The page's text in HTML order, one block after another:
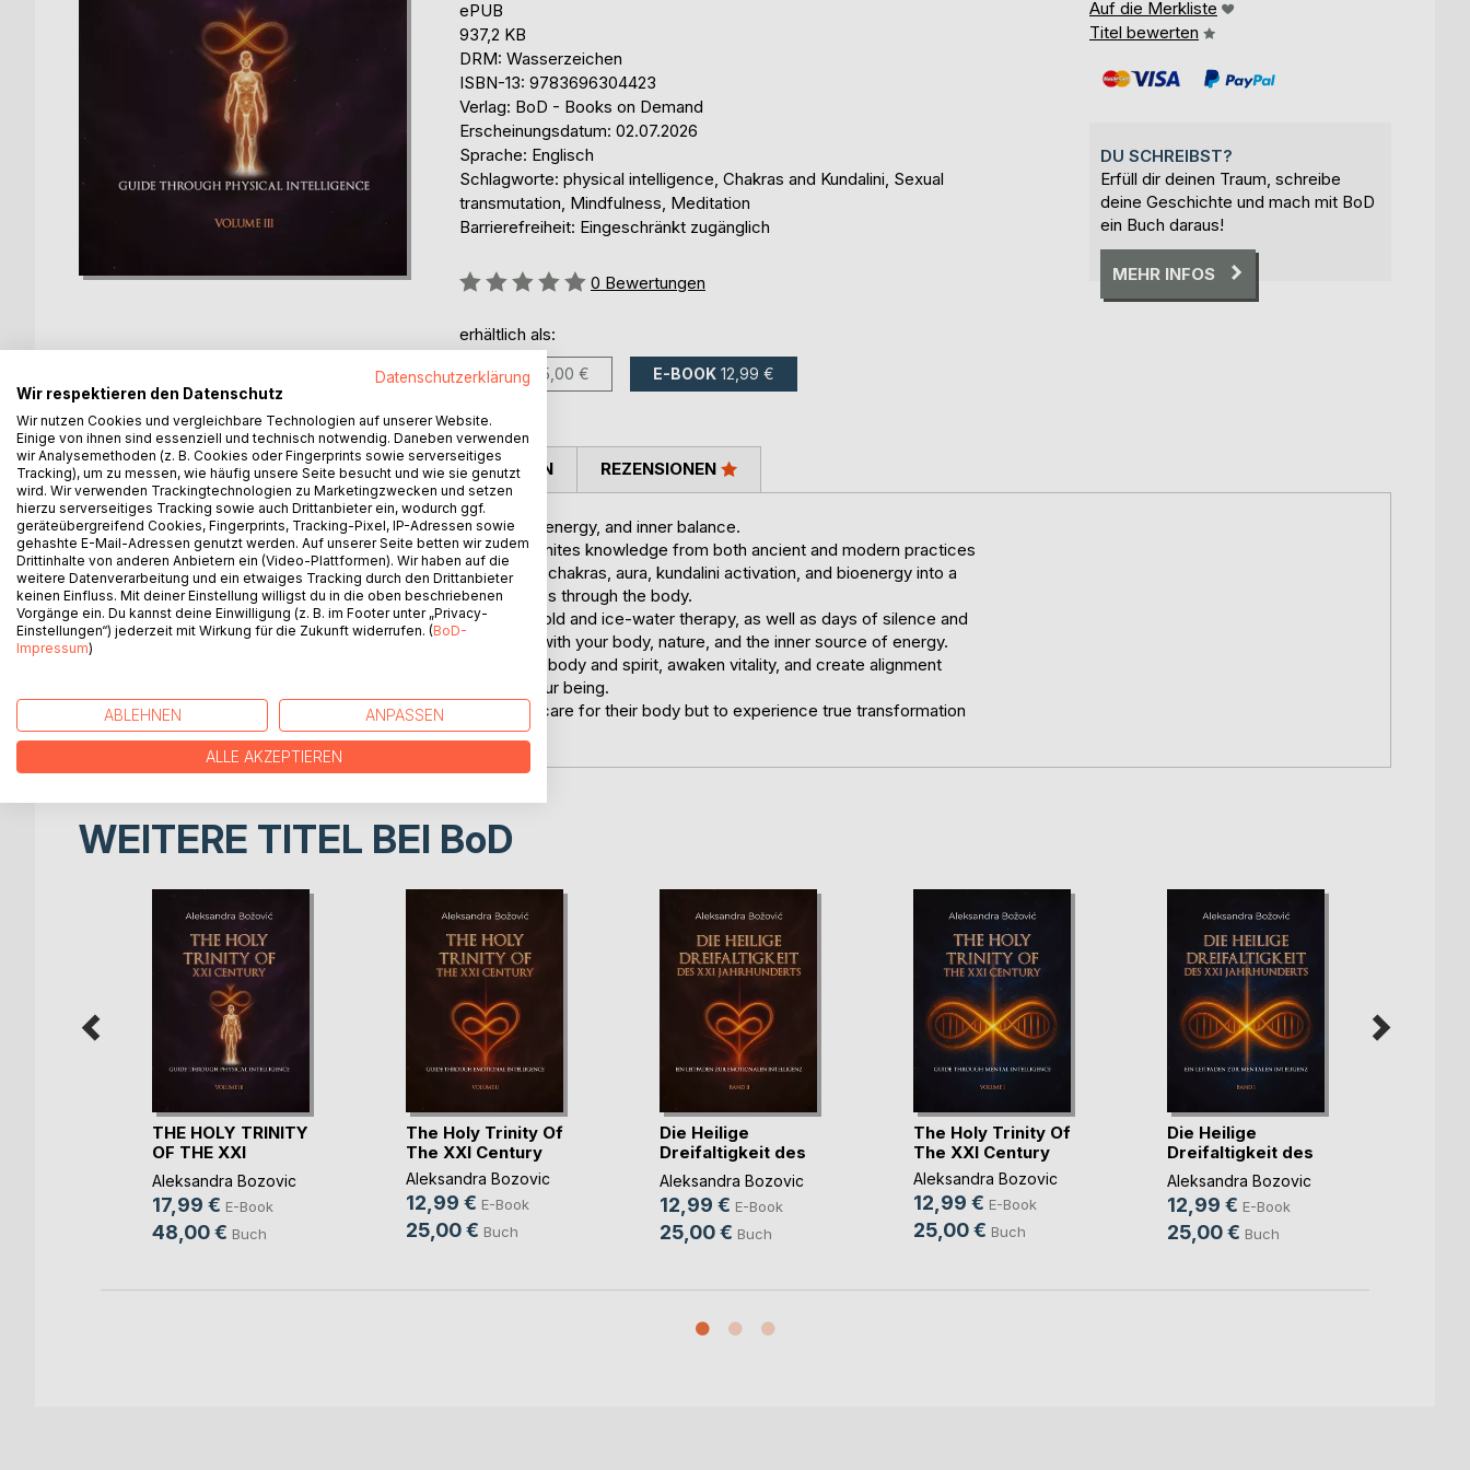
ePUB
937,2 KB
DRM: Wasserzeichen
ISBN-13: 9783696304423
Verlag: BoD - Books on Demand
Erscheinungsdatum: 02.07.2026
Sprache: Englisch
Schlagworte: physical intelligence, Chakras and Kundalini, Sexual
transmutation, Mindfulness, Meditation
Barrierefreiheit: Eingeschränkt zugänglich
Bewertung::
0 Bewertungen
erhältlich als:
BUCH 25,00 € E-BOOK 12,99 €
Auf die Merkliste
Titel bewerten
DU SCHREIBST?
Erfüll dir deinen Traum, schreibe
deine Geschichte und mach mit BoD
ein Buch daraus!
MEHR INFOS
BESCHREIBUNG
This is not an ordinary book, but a path to physical health, energy, and inner balance.
The Holy Trinity of the XXI century, Physical Intelligence unites knowledge from both ancient and modern practices
such as yoga, solar yoga, qi gong, reiki, and the work with chakras, aura, kundalini activation, and bioenergy into a
practical guide for awakening life force and consciousness through the body.
Through chapters on breathing, mudras, the benefits of cold and ice-water therapy, as well as days of silence and
fasting, this book leads you toward a deeper connection with your body, nature, and the inner source of energy.
It provides tools to purify your energy centers, harmonize body and spirit, awaken vitality, and create alignment
between the physical, emotional, and spiritual levels of your being.
An inspiring companion for all those who not only wish to care for their body but to experience true transformation
and a higher level of consciousness through it.
AUTOR/IN PRESSESTIMMEN REZENSIONEN
WEITERE TITEL BEI BoD
THE HOLY TRINITY
OF THE XXI
CENTUR(...)
Aleksandra Bozovic
17,99 € E-Book
48,00 € Buch
The Holy Trinity Of
The XXI Century
Aleksandra Bozovic
12,99 € E-Book
25,00 € Buch
Die Heilige
Dreifaltigkeit des
XXI(...)
Aleksandra Bozovic
12,99 € E-Book
25,00 € Buch
The Holy Trinity Of
The XXI Century
Aleksandra Bozovic
12,99 € E-Book
25,00 € Buch
Die Heilige
Dreifaltigkeit des
XXI(...)
Aleksandra Bozovic
12,99 € E-Book
25,00 € Buch
Datenschutzerklärung
Wir respektieren den Datenschutz
Wir nutzen Cookies und vergleichbare Technologien auf unserer Website.
Einige von ihnen sind essenziell und technisch notwendig. Daneben verwenden
wir Analysemethoden (z. B. Cookies oder Fingerprints sowie serverseitiges
Tracking), um zu messen, wie häufig unsere Seite besucht und wie sie genutzt
wird. Wir verwenden Trackingtechnologien zu Marketingzwecken und setzen
hierzu serverseitiges Tracking sowie auch Drittanbieter ein, wodurch ggf.
geräteübergreifend Cookies, Fingerprints, Tracking-Pixel, IP-Adressen sowie
gehashte E-Mail-Adressen genutzt werden. Auf unserer Seite betten wir zudem
Drittinhalte von anderen Anbietern ein (Video-Plattformen). Wir haben auf die
weitere Datenverarbeitung und ein etwaiges Tracking durch den Drittanbieter
keinen Einfluss. Mit deiner Einstellung willigst du in die oben beschriebenen
Vorgänge ein. Du kannst deine Einwilligung (z. B. im Footer unter „Privacy-
Einstellungen“) jederzeit mit Wirkung für die Zukunft widerrufen. (BoD-
Impressum)
ABLEHNEN ANPASSEN
ALLE AKZEPTIEREN